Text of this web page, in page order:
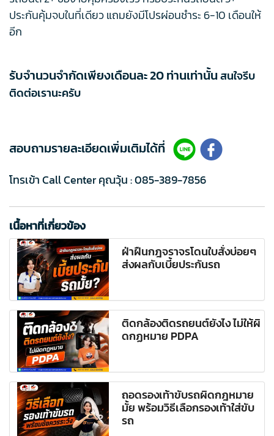
ประกันคุ้มจบในที่เดียว แถมยังมีโปรผ่อนชำระ 6-10 เดือนให้
อีก
รับจำนวนจำกัดเพียงเดือนละ 20 ท่านเท่านั้นสนใจรีบ
ติดต่อเรานะครับ
สอบถามรายละเอียดเพิ่มเติมได้ที่
โทรเข้า Call Center คุณวุ้น :085-389-7856
เนื้อหาที่เกี่ยวข้อง
ฝ่าฝืนกฎจราจรโดนใบสั่งบ่อยๆ
ส่งผลกับเบี้ยประกันรถ
ติดกล้องติดรถยนต์ยังไง ไม่ให้ผิ
ดกฏหมาย PDPA
ถอดรองเท้าขับรถผิดกฎหมาย
มั้ย พร้อมวิธีเลือกรองเท้าใส่ขับ
รถ